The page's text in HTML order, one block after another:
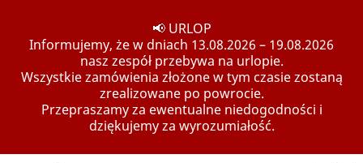
📢 URLOP
Informujemy, że w dniach 13.08.2026 – 19.08.2026
nasz zespół przebywa na urlopie.
Wszystkie zamówienia złożone w tym czasie zostaną
zrealizowane po powrocie.
Przepraszamy za ewentualne niedogodności i
dziękujemy za wyrozumiałość.